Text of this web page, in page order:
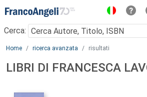
Menu
Cerca:
Main content
Home ricerca avanzata risultati
LIBRI DI FRANCESCA